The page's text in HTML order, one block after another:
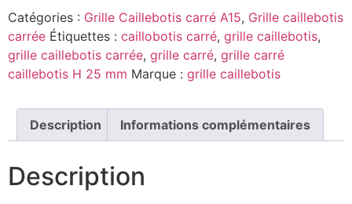
Catégories : Grille Caillebotis carré A15, Grille caillebotis
carrée Étiquettes : caillobotis carré, grille caillebotis,
grille caillebotis carrée, grille carré, grille carré
caillebotis H 25 mm Marque : grille caillebotis
Description Informations complémentaires
Description